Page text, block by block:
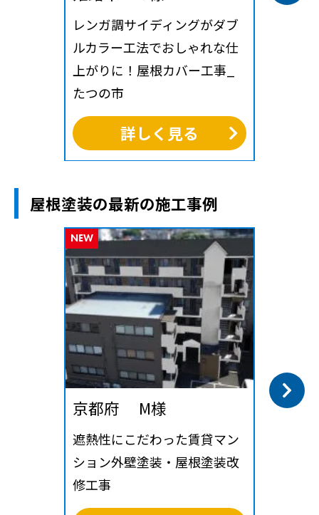
レンガ調サイディングがダブ
ルカラー工法でおしゃれな仕
上がりに！屋根カバー工事_
たつの市
詳しく見る
屋根塗装の最新の施工事例
NEW
京都府 M様
遮熱性にこだわった賃貸マン
ション外壁塗装・屋根塗装改
修工事